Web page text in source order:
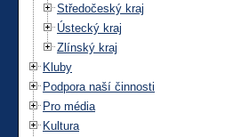
Středočeský kraj
Ústecký kraj
Zlínský kraj
Kluby
Podpora naší činnosti
Pro média
Kultura